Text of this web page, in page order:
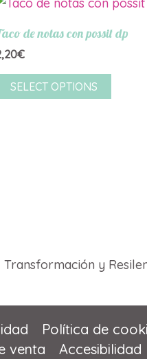
de notas con possit dp
€
SELECT OPTIONS
Política de
venta
Accesibilidad